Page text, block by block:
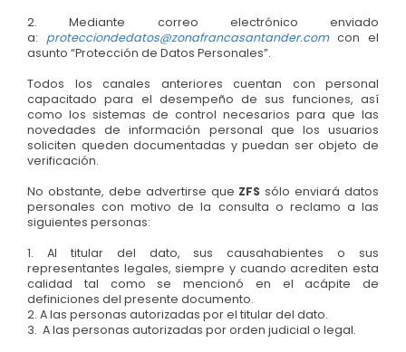
2. Mediante correo electrónico enviado
a: protecciondedatos@zonafrancasantander.comcon el
asunto “Protección de Datos Personales”.
Todos los canales anteriores cuentan con personal
capacitado para el desempeño de sus funciones, así
como los sistemas de control necesarios para que las
novedades de información personal que los usuarios
soliciten queden documentadas y puedan ser objeto de
verificación.
No obstante, debe advertirse que ZFS sólo enviará datos
personales con motivo de la consulta o reclamo a las
siguientes personas:
1. Al titular del dato, sus causahabientes o sus
representantes legales, siempre y cuando acrediten esta
calidad tal como se mencionó en el acápite de
definiciones del presente documento.
2. A las personas autorizadas por el titular del dato.
3. A las personas autorizadas por orden judicial o legal.